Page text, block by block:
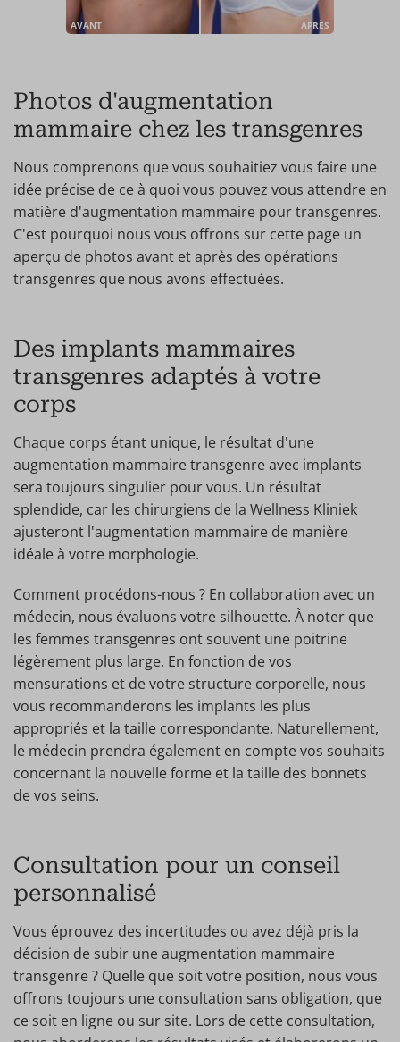
AVANT APRÈS
Photos d'augmentation
mammaire chez les transgenres
Nous comprenons que vous souhaitiez vous faire une
idée précise de ce à quoi vous pouvez vous attendre en
matière d'augmentation mammaire pour transgenres.
C'est pourquoi nous vous offrons sur cette page un
aperçu de photos avant et après des opérations
transgenres que nous avons effectuées.
Des implants mammaires
transgenres adaptés à votre
corps
Chaque corps étant unique, le résultat d'une
augmentation mammaire transgenre avec implants
sera toujours singulier pour vous. Un résultat
splendide, car les chirurgiens de la Wellness Kliniek
ajusteront l'augmentation mammaire de manière
idéale à votre morphologie.
Comment procédons-nous ? En collaboration avec un
médecin, nous évaluons votre silhouette. À noter que
les femmes transgenres ont souvent une poitrine
légèrement plus large. En fonction de vos
mensurations et de votre structure corporelle, nous
vous recommanderons les implants les plus
appropriés et la taille correspondante. Naturellement,
le médecin prendra également en compte vos souhaits
concernant la nouvelle forme et la taille des bonnets
de vos seins.
Consultation pour un conseil
personnalisé
Vous éprouvez des incertitudes ou avez déjà pris la
décision de subir une augmentation mammaire
transgenre ? Quelle que soit votre position, nous vous
offrons toujours une consultation sans obligation, que
ce soit en ligne ou sur site. Lors de cette consultation,